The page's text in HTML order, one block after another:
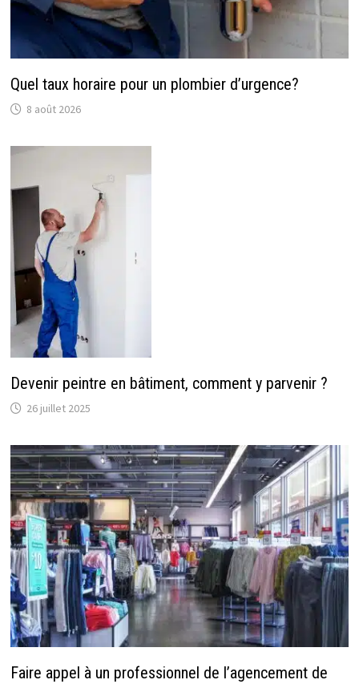
Quel taux horaire pour un plombier d’urgence?
8 août 2026
Devenir peintre en bâtiment, comment y parvenir ?
26 juillet 2025
Faire appel à un professionnel de l’agencement de